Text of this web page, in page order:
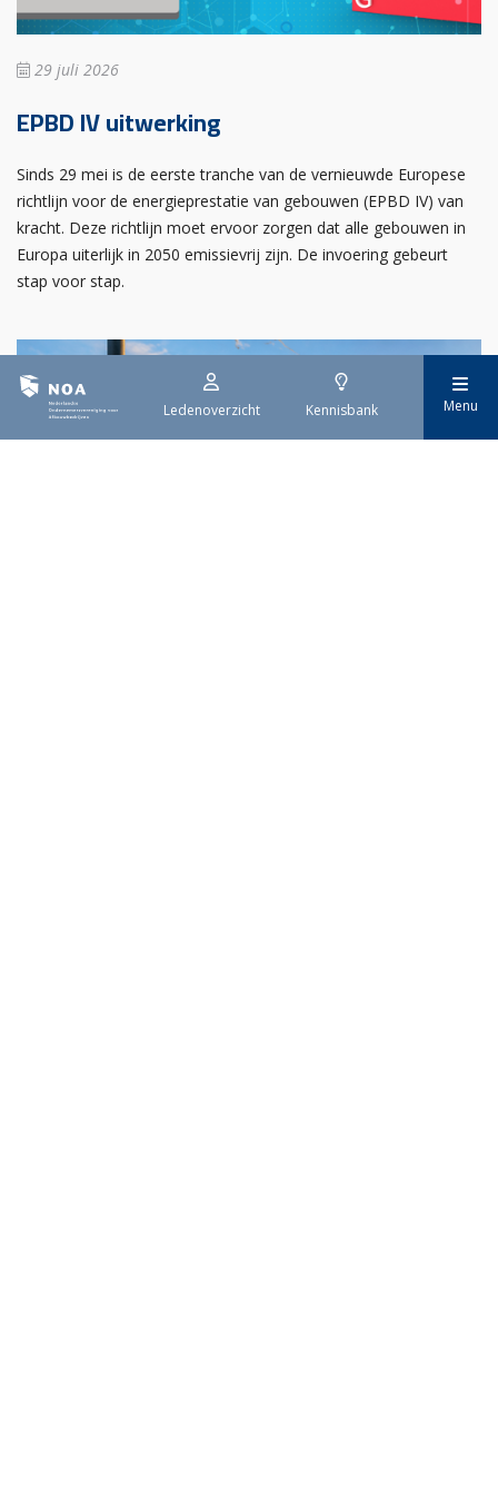
Ledenoverzicht Kennisbank Menu
29 juli 2026
EPBD IV uitwerking
Sinds 29 mei is de eerste tranche van de vernieuwde Europese
richtlijn voor de energieprestatie van gebouwen (EPBD IV) van
kracht. Deze richtlijn moet ervoor zorgen dat alle gebouwen in
Europa uiterlijk in 2050 emissievrij zijn. De invoering gebeurt
stap voor stap.